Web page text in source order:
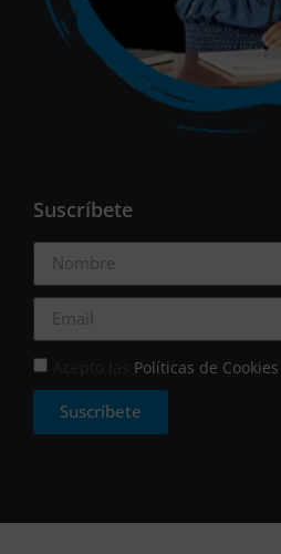
Suscríbete
Políticas de
Suscríbete